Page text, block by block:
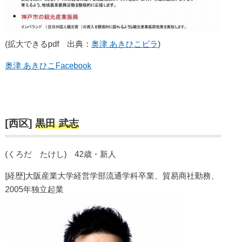
(拡大できるpdf 出典： 奥津 あきひこビラ)
奥津 あきひこFacebook
[西区] 黒田 武志
(くろだ たけし) 42歳・新人
[経歴]大阪産業大学経営学部流通学科卒業、貿易商社勤務、
2005年独立起業